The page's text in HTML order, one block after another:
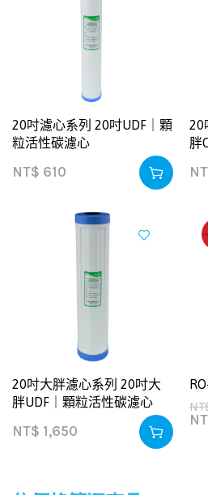
20吋濾心系列 20吋UDF｜顆
粒活性碳濾心
NT$ 610
20
胖
20吋大胖濾心系列 20吋大
胖UDF｜顆粒活性碳濾心
NT$ 1,650